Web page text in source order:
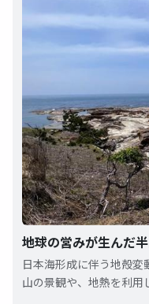
地球の営みが生んだ
日本海形成に伴う地殻
山の景観や、地熱を利
物などの様々な恵みが